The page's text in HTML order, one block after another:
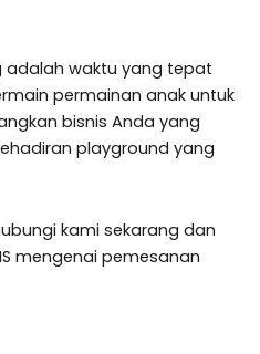
adalah waktu yang tepat
permainan anak untuk
bisnis Anda yang
playground yang
kami sekarang dan
mengenai pemesanan